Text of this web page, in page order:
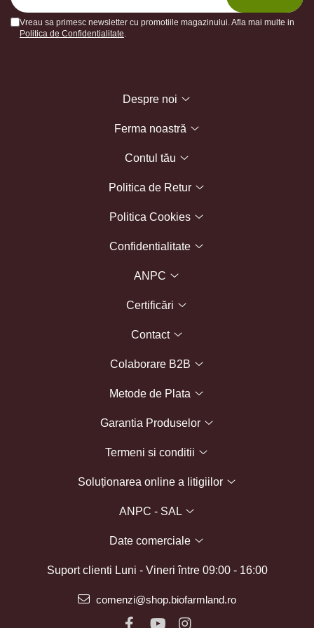
Vreau sa primesc newsletter cu promotiile magazinului. Afla mai multe in
Politica de Confidentialitate
Despre noi
Ferma noastră
Contul tău
Politica de Retur
Politica Cookies
Confidentialitate
ANPC
Certificări
Contact
Colaborare B2B
Metode de Plata
Garantia Produselor
Termeni si conditii
Soluționarea online a litigiilor
ANPC - SAL
Date comerciale
Suport clienti Luni - Vineri între 09:00 - 16:00
comenzi@shop.biofarmland.ro